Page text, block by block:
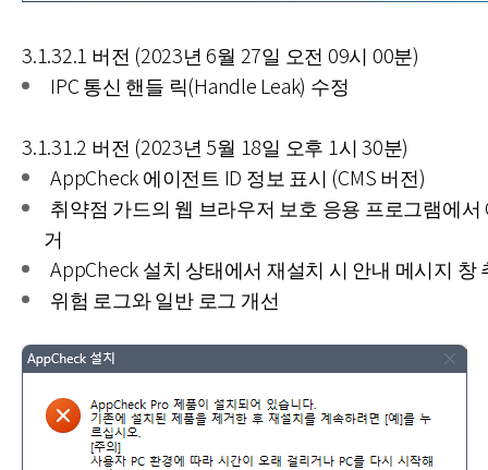
3.1.32.1 버전 (2023년 6월 27일 오전 09시 00분)
IPC 통신 핸들 릭(Handle Leak) 수정
3.1.31.2 버전 (2023년 5월 18일 오후 1시 30분)
AppCheck 에이전트 ID 정보 표시 (CMS 버전)
취약점 가드의 웹 브라우저 보호 응용 프로그램에
거
AppCheck 설치 상태에서 재설치 시 안내 메시지 창
위험 로그와 일반 로그 개선